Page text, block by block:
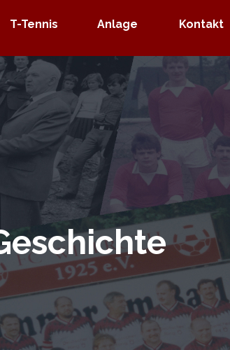
Menü überspringen
▼
T-Tennis ▼
Anlage ▼
Kontakt